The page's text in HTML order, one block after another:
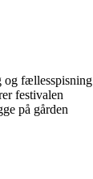
og fællesspisning
festivalen
på gården